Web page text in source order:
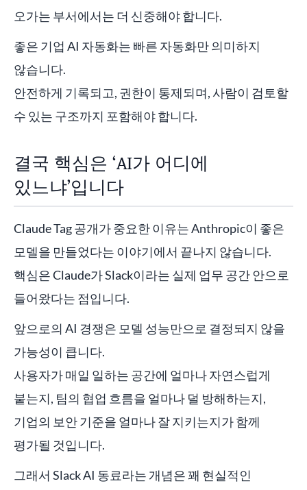
오가는 부서에서는 더 신중해야 합니다.
좋은 기업 AI 자동화는 빠른 자동화만 의미하지
않습니다.
안전하게 기록되고, 권한이 통제되며, 사람이 검토할
수 있는 구조까지 포함해야 합니다.
결국 핵심은 ‘AI가 어디에
있느냐’입니다
Claude Tag 공개가 중요한 이유는 Anthropic이 좋은
모델을 만들었다는 이야기에서 끝나지 않습니다.
핵심은 Claude가 Slack이라는 실제 업무 공간 안으로
들어왔다는 점입니다.
앞으로의 AI 경쟁은 모델 성능만으로 결정되지 않을
가능성이 큽니다.
사용자가 매일 일하는 공간에 얼마나 자연스럽게
붙는지, 팀의 협업 흐름을 얼마나 덜 방해하는지,
기업의 보안 기준을 얼마나 잘 지키는지가 함께
평가될 것입니다.
그래서 Slack AI 동료라는 개념은 꽤 현실적인